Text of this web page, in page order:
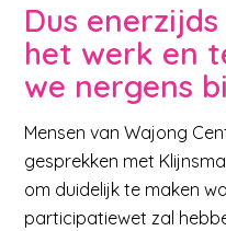
Dus
het werk en
we nergens
Mensen van Wajong
gesprekken met
om duidelijk te maken
participatiewet zal